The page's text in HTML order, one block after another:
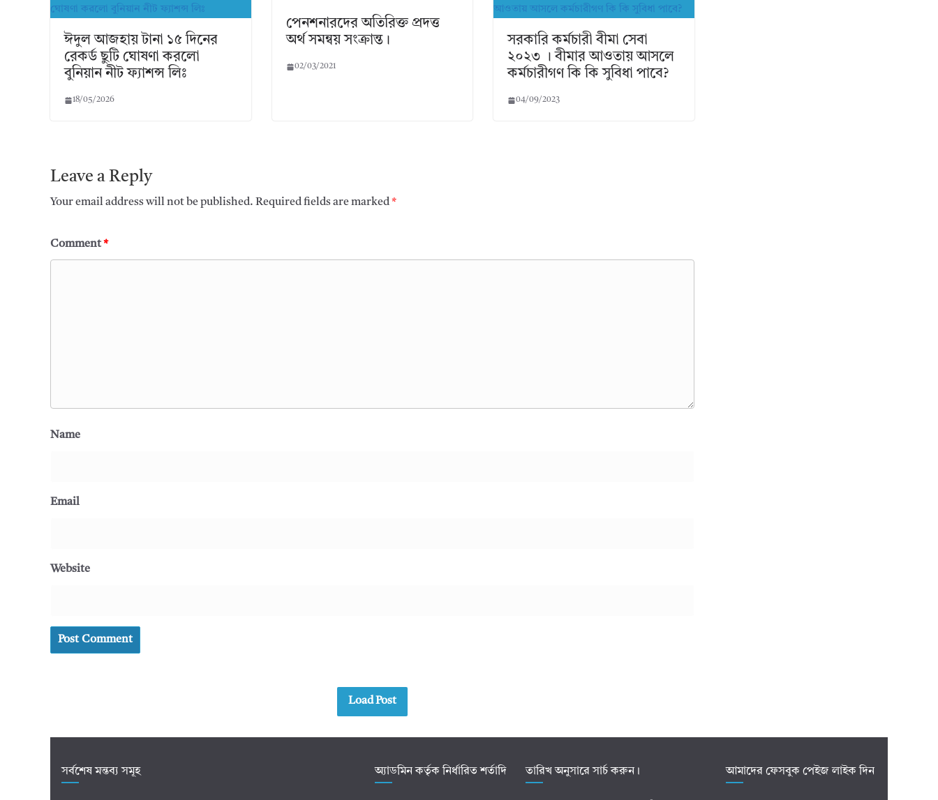
ঈদুল আজহায় টানা ১৫ দিনের
রেকর্ড ছুটি ঘোষণা করলো
বুনিয়ান নীট ফ্যাশন্স লিঃ
18/05/2026
পেনশনারদের অতিরিক্ত প্রদত্ত
অর্থ সমন্বয় সংক্রান্ত।
02/03/2021
সরকারি কর্মচারী বীমা সেবা
২০২৩ । বীমার আওতায় আসলে
কর্মচারীগণ কি কি সুবিধা পাবে?
04/09/2023
Leave a Reply
Your email address will not be published. Required fields are marked*
Comment*
Name
Email
Website
Load Post
সর্বশেষ মন্তব্য সমূহ অ্যাডমিন কর্তৃক নির্ধারিত শর্তাদি তারিখ অনুসারে সার্চ করুন। আমাদের ফেসবুক পেইজ লাইক দিন